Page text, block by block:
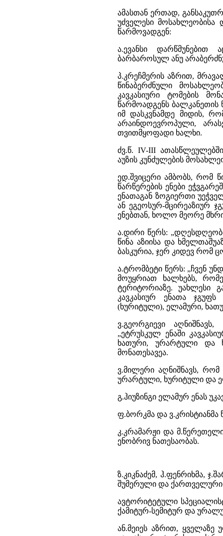
ამასთან ერთად,
უძველესი მოსახლეობისა
წარმოვადგენ:
ა.ევანსი
ბარბაროსულ ანუ
პ.კრეჩმერის აზრით,
წინაბერძნული
კავკასიური ტომების
წარმოადგენს ბალკანეთის
იმ დასკვნამდე მიდის,
არაინდოევროპული,
თვითმყოფადი ხალხი.
ძვ.წ. IV-III
აუზის კუნძულების
ედ.შვიცერი ამბობს, რომ
წარწერების ენები
ენათაგან ზოგიერთი
ან ეგეოსურ-მცირეაზიურ
ენებთან, ხოლო მეორე
ა.დირი წერს:
წინა აზიისა და
ბასკურია, ჯერ კიდევ რომ
ა.ტრომბეტი წერს: „ჩვენ
მოუყრიათ ხალხებს,
ტერიტორიაზე. უახლესი
კავკასიურ ენათა
(ხურიტული), ელამური,
ვ.გეორგიევი
„ეტრუსკულ ენაში
ხათური, ურარტული და
მონათესავეა.
ვ.მილერი აღნიშნავს, რომ
ურარტული, ხურიტული და
გ.ჰიუზინგი ელამურ ენას
ფ.ბორკმა და ვ.კრისტიანმა
კ.კრამარჟი და
ენობრივ ნათესაობას.
ზ.კიკნაძემ, ჰ.ფენრიხმა,
შუმერული და
ავტორიტეტული
ქამიტურ-სემიტურ და
ან.მეიეს აზრით, ყველაზე